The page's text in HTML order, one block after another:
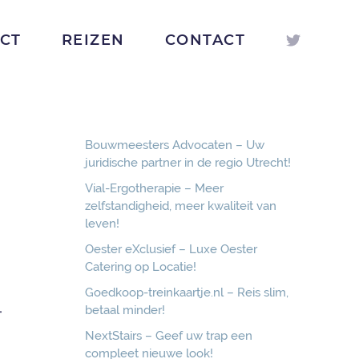
REIZEN CONTACT
Bouwmeesters Advocaten – Uw
juridische partner in de regio Utrecht!
Vial-Ergotherapie – Meer
zelfstandigheid, meer kwaliteit van
leven!
Oester eXclusief – Luxe Oester
Catering op Locatie!
Goedkoop-treinkaartje.nl – Reis slim,
betaal minder!
NextStairs – Geef uw trap een
compleet nieuwe look!